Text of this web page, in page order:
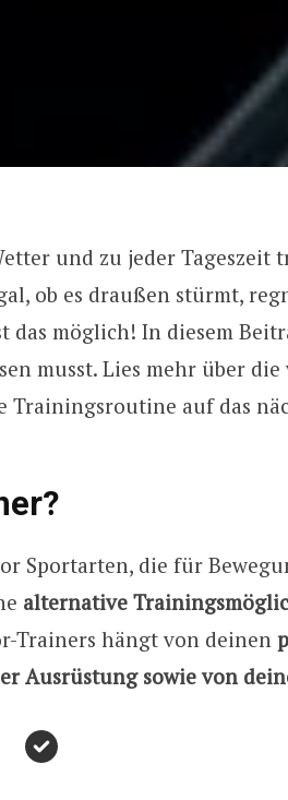
und zu jeder Tageszeit
ob es draußen stürmt,
möglich! In diesem
musst. Lies mehr über
Trainingsroutine auf das
Sportarten, die für
alternative
Trainers hängt von deinen
Ausrüstung sowie von